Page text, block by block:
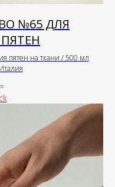
№65 ДЛЯ
пятен на ткани / 500 мл